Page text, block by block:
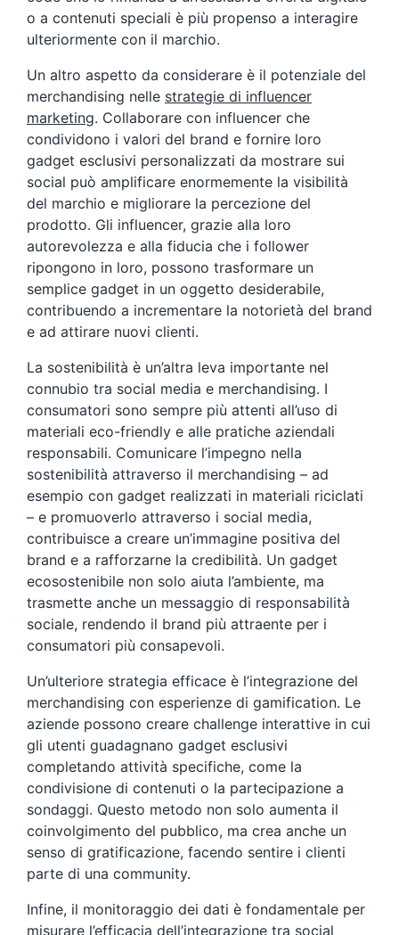
o a contenuti speciali è più propenso a interagire
ulteriormente con il marchio.
Un altro aspetto da considerare è il potenziale del
merchandising nelle strategie di influencer
marketing. Collaborare con influencer che
condividono i valori del brand e fornire loro
gadget esclusivi personalizzati da mostrare sui
social può amplificare enormemente la visibilità
del marchio e migliorare la percezione del
prodotto. Gli influencer, grazie alla loro
autorevolezza e alla fiducia che i follower
ripongono in loro, possono trasformare un
semplice gadget in un oggetto desiderabile,
contribuendo a incrementare la notorietà del brand
e ad attirare nuovi clienti.
La sostenibilità è un’altra leva importante nel
connubio tra social media e merchandising. I
consumatori sono sempre più attenti all’uso di
materiali eco-friendly e alle pratiche aziendali
responsabili. Comunicare l’impegno nella
sostenibilità attraverso il merchandising – ad
esempio con gadget realizzati in materiali riciclati
– e promuoverlo attraverso i social media,
contribuisce a creare un’immagine positiva del
brand e a rafforzarne la credibilità. Un gadget
ecosostenibile non solo aiuta l’ambiente, ma
trasmette anche un messaggio di responsabilità
sociale, rendendo il brand più attraente per i
consumatori più consapevoli.
Un’ulteriore strategia efficace è l’integrazione del
merchandising con esperienze di gamification. Le
aziende possono creare challenge interattive in cui
gli utenti guadagnano gadget esclusivi
completando attività specifiche, come la
condivisione di contenuti o la partecipazione a
sondaggi. Questo metodo non solo aumenta il
coinvolgimento del pubblico, ma crea anche un
senso di gratificazione, facendo sentire i clienti
parte di una community.
Infine, il monitoraggio dei dati è fondamentale per
misurare l’efficacia dell’integrazione tra social